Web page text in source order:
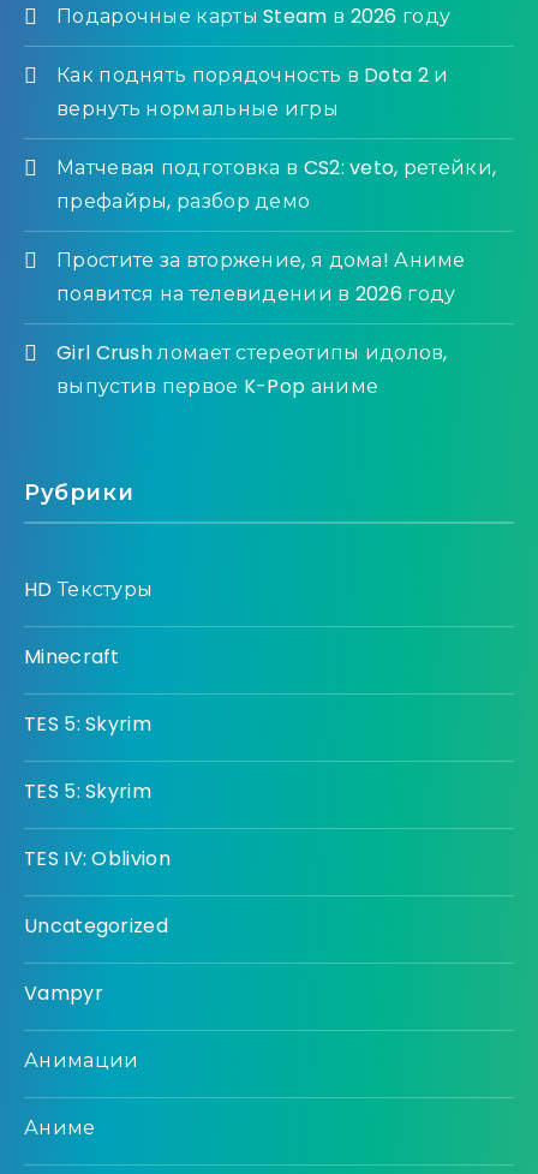
Подарочные карты Steam в 2026 году
Как поднять порядочность в Dota 2 и
вернуть нормальные игры
Матчевая подготовка в CS2: veto, ретейки,
префайры, разбор демо
Простите за вторжение, я дома! Аниме
появится на телевидении в 2026 году
Girl Crush ломает стереотипы идолов,
выпустив первое K-Pop аниме
Рубрики
HD Текстуры
Minecraft
TES 5: Skyrim
TES 5: Skyrim
TES IV: Oblivion
Uncategorized
Vampyr
Анимации
Аниме